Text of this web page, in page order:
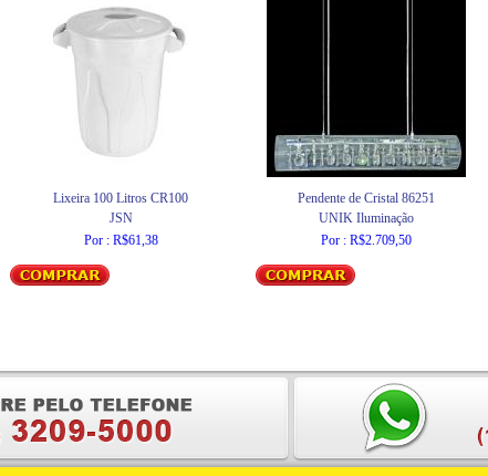
Lixeira 100 Litros CR100
JSN
Por : R$61,38
Pendente de Cristal 86251
UNIK Iluminação
Por : R$2.709,50